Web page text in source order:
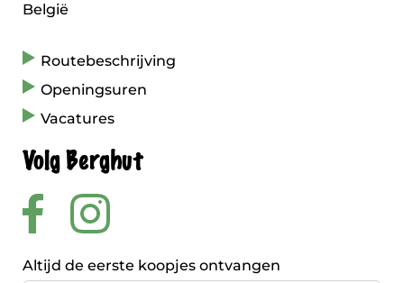
België
Routebeschrijving
Openingsuren
Vacatures
Volg Berghut
Altijd de eerste koopjes ontvangen